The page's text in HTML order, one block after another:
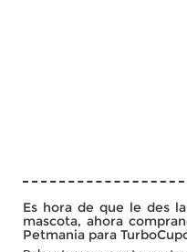
Es hora de que le des
mascota, ahora
Petmania para